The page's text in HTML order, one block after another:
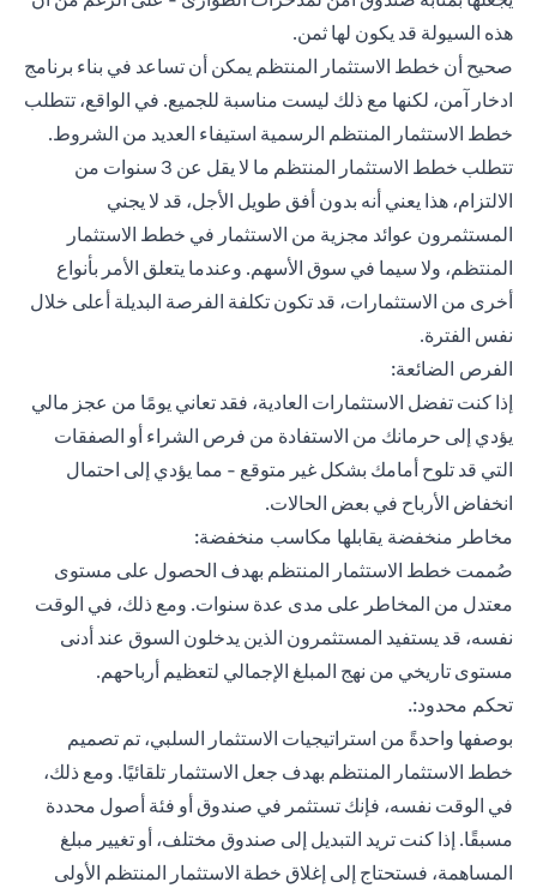
هذه السيولة قد يكون لها ثمن.
صحيح أن خطط الاستثمار المنتظم يمكن أن تساعد في بناء برنامج
ادخار آمن، لكنها مع ذلك ليست مناسبة للجميع. في الواقع، تتطلب
خطط الاستثمار المنتظم الرسمية استيفاء العديد من الشروط.
تتطلب خطط الاستثمار المنتظم ما لا يقل عن 3 سنوات من
الالتزام، هذا يعني أنه بدون أفق طويل الأجل، قد لا يجني
المستثمرون عوائد مجزية من الاستثمار في خطط الاستثمار
المنتظم، ولا سيما في سوق الأسهم. وعندما يتعلق الأمر بأنواع
أخرى من الاستثمارات، قد تكون تكلفة الفرصة البديلة أعلى خلال
نفس الفترة.
الفرص الضائعة:
إذا كنت تفضل الاستثمارات العادية، فقد تعاني يومًا من عجز مالي
يؤدي إلى حرمانك من الاستفادة من فرص الشراء أو الصفقات
التي قد تلوح أمامك بشكل غير متوقع - مما يؤدي إلى احتمال
انخفاض الأرباح في بعض الحالات.
مخاطر منخفضة يقابلها مكاسب منخفضة:
صُممت خطط الاستثمار المنتظم بهدف الحصول على مستوى
معتدل من المخاطر على مدى عدة سنوات. ومع ذلك، في الوقت
نفسه، قد يستفيد المستثمرون الذين يدخلون السوق عند أدنى
مستوى تاريخي من نهج المبلغ الإجمالي لتعظيم أرباحهم.
تحكم محدود:.
بوصفها واحدةً من استراتيجيات الاستثمار السلبي، تم تصميم
خطط الاستثمار المنتظم بهدف جعل الاستثمار تلقائيًا. ومع ذلك،
في الوقت نفسه، فإنك تستثمر في صندوق أو فئة أصول محددة
مسبقًا. إذا كنت تريد التبديل إلى صندوق مختلف، أو تغيير مبلغ
المساهمة، فستحتاج إلى إغلاق خطة الاستثمار المنتظم الأولى